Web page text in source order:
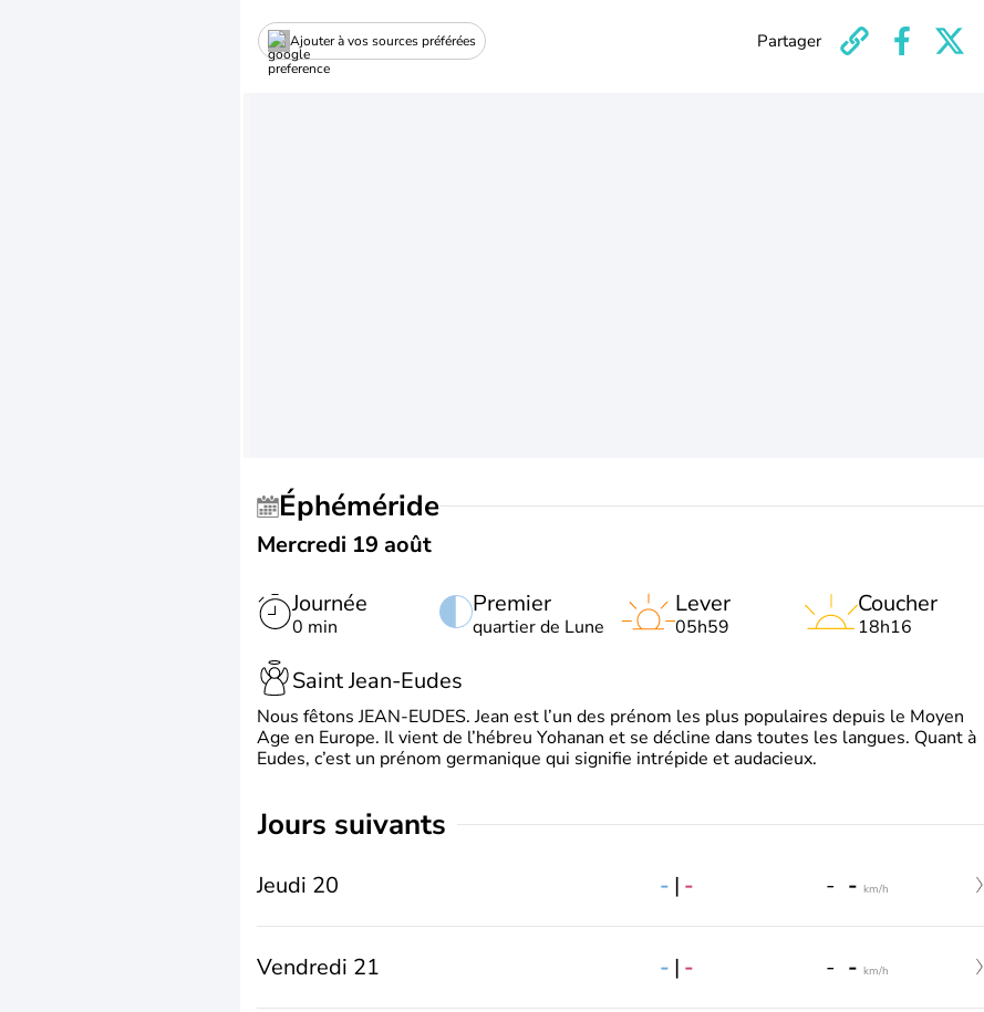
Ajouter à vos sources préférées Partager
Éphéméride
Mercredi 19 août
Journée
0 min
Premier
quartier de Lune
Lever
05h59
Coucher
18h16
Saint Jean-Eudes
Nous fêtons JEAN-EUDES. Jean est l’un des prénom les plus populaires depuis le Moyen
Age en Europe. Il vient de l’hébreu Yohanan et se décline dans toutes les langues. Quant à
Eudes, c’est un prénom germanique qui signifie intrépide et audacieux.
jours suivants
Jeudi 20 - | - - - km/h
Vendredi 21 - | - - - km/h